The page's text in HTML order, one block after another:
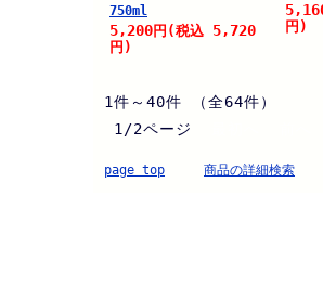
750ml
5,200円 (税込 5,720
円)
円)
1件～40件 （全64件）
1/2ページ
page top 商品の詳細検索